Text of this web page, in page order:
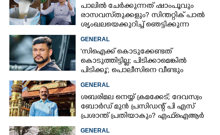
പാലിൽ ചേർക്കുന്നത് ഷാംപൂവും
രാസവസ്‌തുക്കളും? സിന്തറ്റിക് പാൽ
ശൃംഖലയെക്കുറിച്ച് ഞെട്ടിക്കുന്ന
GENERAL
'സിഐക്ക് കൊടുക്കേണ്ടത്
കൊടുത്തിട്ടില്ല; പിടിക്കാമെങ്കിൽ
പിടിക്കൂ'; പൊലീസിനെ വീണ്ടും
GENERAL
ശബരിമല നെയ്യ് ക്രമക്കേട്; ദേവസ്വം
ബോർഡ് മുൻ പ്രസിഡന്റ് പി എസ്
പ്രശാന്ത് പ്രതിയാകും? എഫ്ഐആർ
GENERAL